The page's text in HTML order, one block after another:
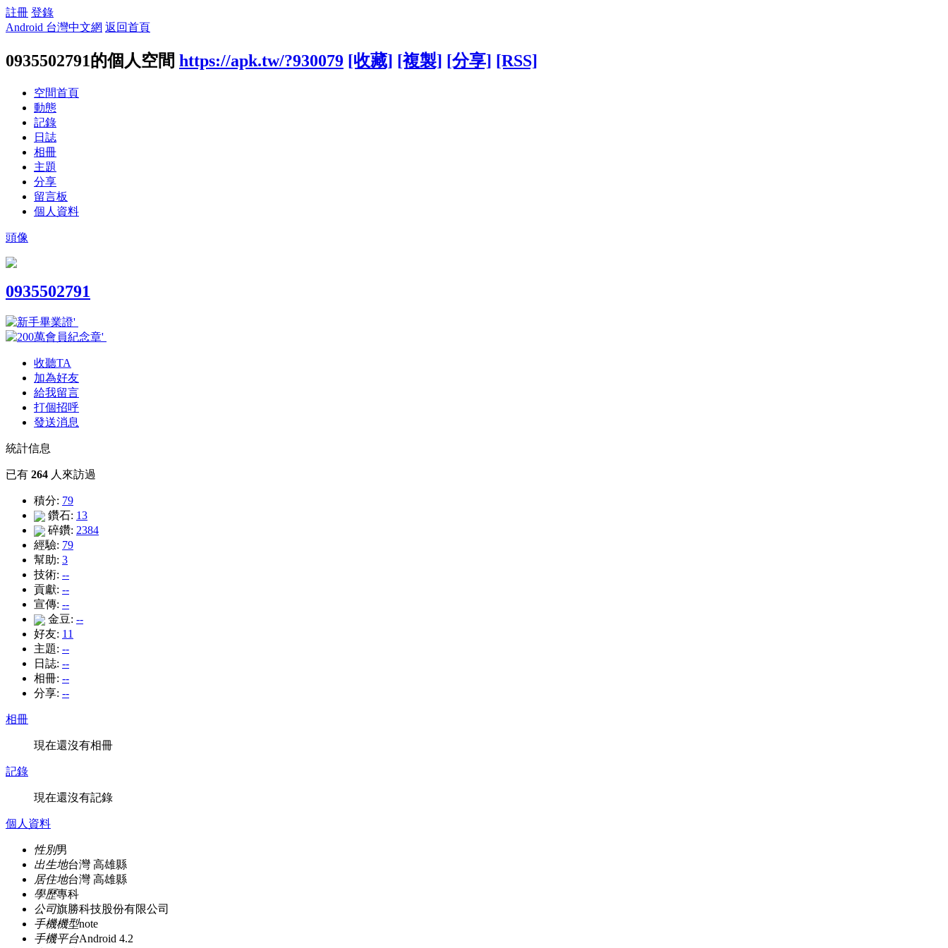
註冊 登錄
Android 台灣中文網 返回首頁
0935502791的個人空間 https://apk.tw/?930079 [收藏] [複製] [分享] [RSS]
空間首頁
動態
記錄
日誌
相冊
主題
分享
留言板
個人資料
頭像
0935502791
收聽TA
加為好友
給我留言
打個招呼
發送消息
統計信息
已有 264 人來訪過
積分: 79
鑽石: 13
碎鑽: 2384
經驗: 79
幫助: 3
技術: --
貢獻: --
宣傳: --
金豆: --
好友: 11
主題: --
日誌: --
相冊: --
分享: --
相冊
現在還沒有相冊
記錄
現在還沒有記錄
個人資料
性別男
出生地台灣 高雄縣
居住地台灣 高雄縣
學歷專科
公司旗勝科技股份有限公司
手機機型note
手機平台Android 4.2